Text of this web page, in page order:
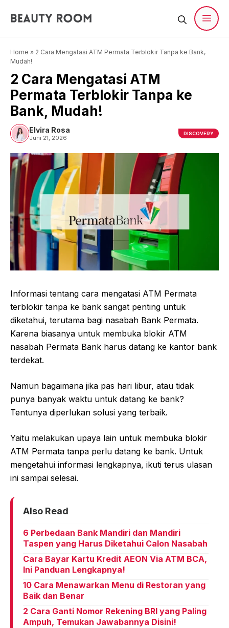
Home » 2 Cara Mengatasi ATM Permata Terblokir Tanpa ke Bank,
Mudah!
2 Cara Mengatasi ATM
Permata Terblokir Tanpa ke
Bank, Mudah!
Elvira Rosa
Juni 21, 2026
DISCOVERY
Informasi tentang cara mengatasi ATM Permata
terblokir tanpa ke bank sangat penting untuk
diketahui, terutama bagi nasabah Bank Permata.
Karena biasanya untuk membuka blokir ATM
nasabah Permata Bank harus datang ke kantor bank
terdekat.
Namun bagaimana jika pas hari libur, atau tidak
punya banyak waktu untuk datang ke bank?
Tentunya diperlukan solusi yang terbaik.
Yaitu melakukan upaya lain untuk membuka blokir
ATM Permata tanpa perlu datang ke bank. Untuk
mengetahui informasi lengkapnya, ikuti terus ulasan
ini sampai selesai.
Also Read
6 Perbedaan Bank Mandiri dan Mandiri
Taspen yang Harus Diketahui Calon Nasabah
Cara Bayar Kartu Kredit AEON Via ATM BCA,
Ini Panduan Lengkapnya!
10 Cara Menawarkan Menu di Restoran yang
Baik dan Benar
2 Cara Ganti Nomor Rekening BRI yang Paling
Ampuh, Temukan Jawabannya Disini!